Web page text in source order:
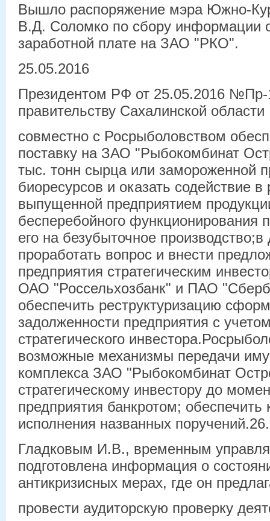
Вышло распоряжение мэра Южно-
В.Д. Соломко по сбору информации
заработной плате на ЗАО "РКО".
25.05.2016
Президентом РФ от 25.05.2016 №Пр-
правительству Сахалинской области
совместно с Росрыболовством
поставку на ЗАО "Рыбокомбинат
тыс. тонн сырца или замороженной
биоресурсов и оказать содействие в
выпущенной предприятием
бесперебойного функционирования
его на безубыточное
проработать вопрос и внести
предприятия стратегическим
ОАО "Россельхозбанк" и ПАО
обеспечить реструктуризацию
задолженности предприятия с
стратегического
возможные механизмы передачи
комплекса ЗАО "Рыбокомбинат
стратегическому инвестору до
предприятия банкротом; обеспечить
исполнения названных
Гладковым И.В., временным
подготовлена информация о
антикризисных мерах, где он
провести аудиторскую проверку